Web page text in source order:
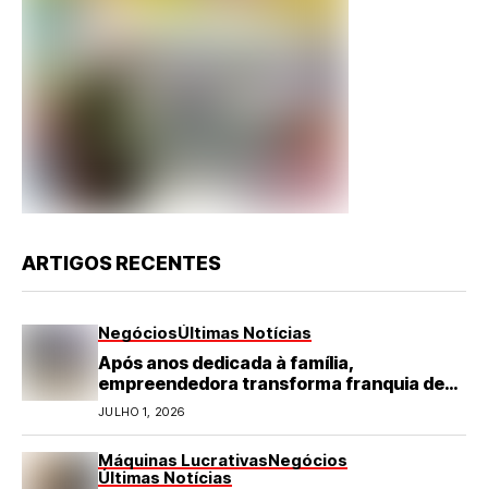
ARTIGOS RECENTES
NegóciosÚltimas Notícias
Após anos dedicada à família,
empreendedora transforma franquia de
turismo em negócio de destaque no RN
JULHO 1, 2026
Máquinas LucrativasNegócios
Últimas Notícias